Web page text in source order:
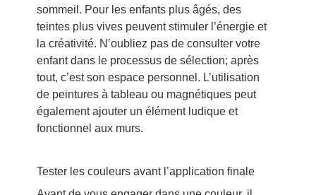
sommeil. Pour les enfants plus âgés, des
teintes plus vives peuvent stimuler l’énergie et
la créativité. N’oubliez pas de consulter votre
enfant dans le processus de sélection; après
tout, c’est son espace personnel. L’utilisation
de peintures à tableau ou magnétiques peut
également ajouter un élément ludique et
fonctionnel aux murs.
Tester les couleurs avant l’application finale